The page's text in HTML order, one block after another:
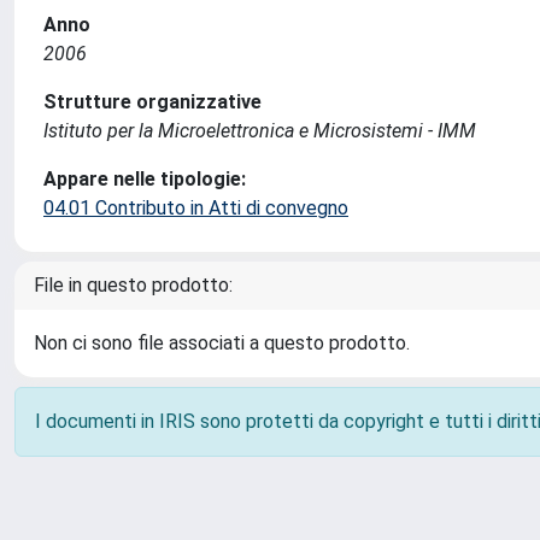
Anno
2006
Strutture organizzative
Istituto per la Microelettronica e Microsistemi - IMM
Appare nelle tipologie:
04.01 Contributo in Atti di convegno
File in questo prodotto:
Non ci sono file associati a questo prodotto.
I documenti in IRIS sono protetti da copyright e tutti i